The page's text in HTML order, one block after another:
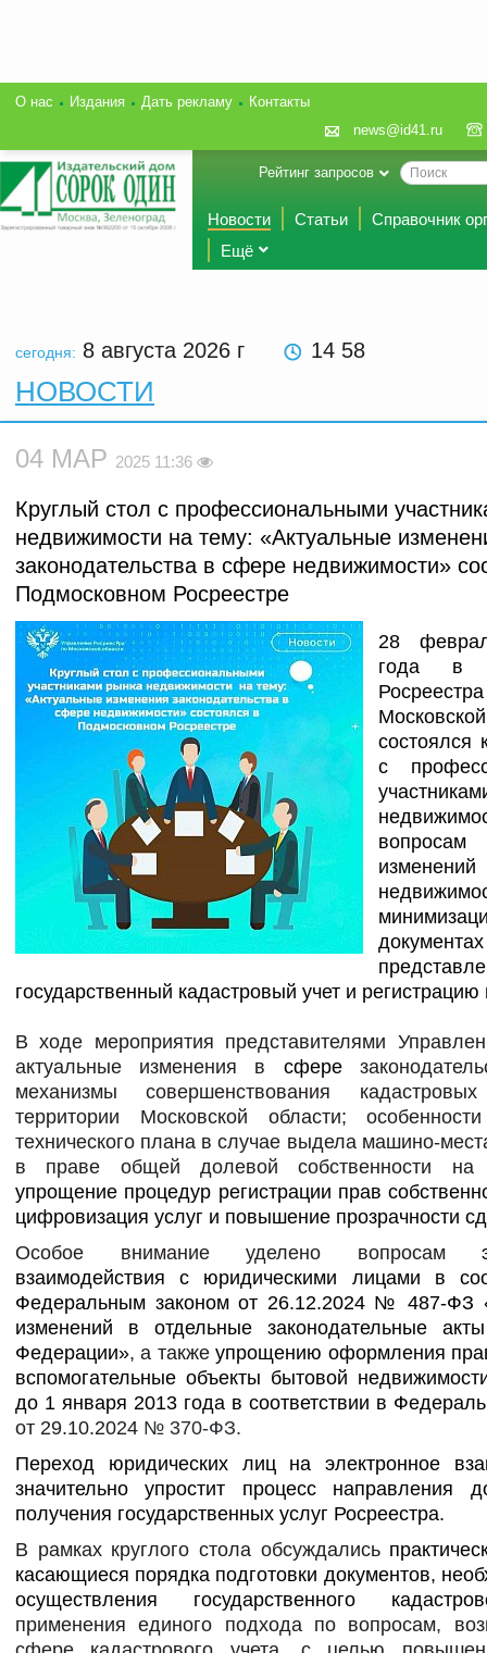
О нас Издания Дать рекламу
Контакты
news@id41.ru
Рейтинг запросов
Новости Статьи
Справочник
Ещё
сегодня: 8 августа 2026 г 14 58
НОВОСТИ
04 МАР 2025 11:36
Круглый стол с профессиональными
недвижимости на тему: «Актуальные
законодательства в сфере недвижимости»
Подмосковном Росреестре
28
года в
состоялся
с
вопросам
документах
государственный кадастровый учет и регистрацию
В ходе мероприятия представителями
актуальные изменения в сфере
механизмы совершенствования
территории Московской области;
технического плана в случае выдела машино-
в праве общей долевой собственности на
упрощение процедур регистрации прав
цифровизация услуг и повышение прозрачности
Особое внимание уделено вопросам
взаимодействия с юридическими лицами в
Федеральным законом от 26.12.2024 № 487-ФЗ
изменений в отдельные законодательные
Федерации», а такжеупрощению оформления
вспомогательные объекты бытовой
до 1 января 2013 года в соответствии в
от 29.10.2024 № 370-ФЗ.
Переход юридических лиц на электронное
значительно упростит процесс направления
получения государственных услуг Росреестра.
В рамках круглого стола обсуждались
касающиеся порядка подготовки документов,
осуществления государственного
применения единого подхода по вопросам,